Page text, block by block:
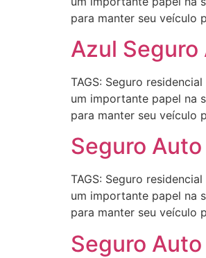
para manter seu veículo
Azul Seguro
TAGS: Seguro
um importante papel na
para manter seu veículo
Seguro
TAGS: Seguro
um importante papel na
para manter seu veículo
Seguro Auto